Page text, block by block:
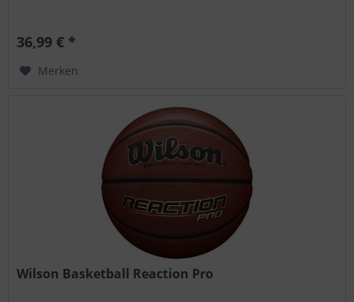
36,99 € *
Merken
Wilson Basketball Reaction Pro